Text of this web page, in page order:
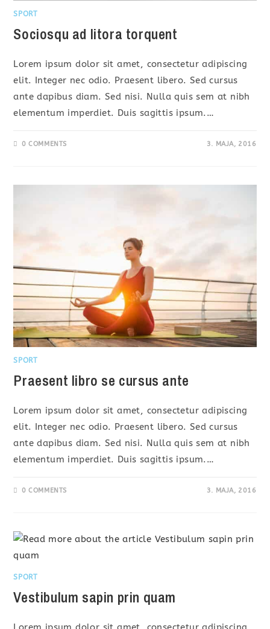
SPORT
Sociosqu ad litora torquent
Lorem ipsum dolor sit amet, consectetur adipiscing
elit. Integer nec odio. Praesent libero. Sed cursus
ante dapibus diam. Sed nisi. Nulla quis sem at nibh
elementum imperdiet. Duis sagittis ipsum.…
0 COMMENTS 3. MAJA, 2016
SPORT
Praesent libro se cursus ante
Lorem ipsum dolor sit amet, consectetur adipiscing
elit. Integer nec odio. Praesent libero. Sed cursus
ante dapibus diam. Sed nisi. Nulla quis sem at nibh
elementum imperdiet. Duis sagittis ipsum.…
0 COMMENTS 3. MAJA, 2016
SPORT
Vestibulum sapin prin quam